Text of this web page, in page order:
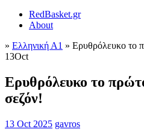
RedBasket.gr
About
» Ελληνική Α1 » Ερυθρόλευκο το
13Oct
Ερυθρόλευκο το
σεζόν!
13 Oct 2025 gavros